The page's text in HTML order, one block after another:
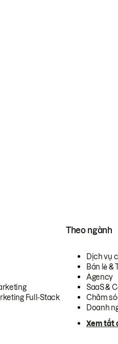
Full-Stack
Theo ngành
Dịch vụ
Bán lẻ &
Agency
SaaS &
Chăm
Doanh
Xem tất